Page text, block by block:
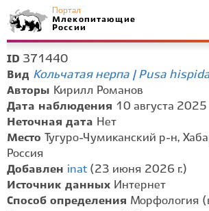
Портал
Млекопитающие
России
ID 371440
Вид Кольчатая нерпа | Pusa
Авторы Кирилл Романов
Дата наблюдения 10 августа 2025
Неточная дата Нет
Место
Тугуро-Чумиканский р-н,
Россия
Добавлен inat (23 июня 2026 г.)
Источник данных Интернет
Способ определения Морфология